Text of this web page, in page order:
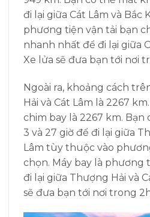
đi lại giữa Cát Lâm và Bắc
phương tiện vận tải bạn
nhanh nhất để đi lại giữa
Xe lửa sẽ đưa bạn tới nơi
Ngoài ra, khoảng cách
Hải và Cát Lâm là 2267
chim bay là 2267 km.
3 và 27 giờ để đi lại giữa
Lâm tùy thuộc vào
chọn. Máy bay là phương
đi lại giữa Thượng Hải và
sẽ đưa bạn tới nơi trong